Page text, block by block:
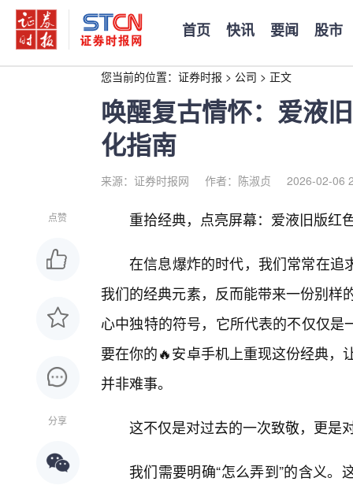
首页 快讯 要闻 股市
您当前的位置： 证券时报 > 公司 > 正文
唤醒复古情怀：爱液
化指南
来源：证券时报网 作者：陈淑贞 2026-02-06
点赞
分享
重拾经典，点亮屏幕：爱液旧版红
在信息爆炸的时代，我们常常在追
我们的经典元素，反而能带来一份别样
心中独特的符号，它所代表的不仅仅
要在你的🔥安卓手机上重现这份经典，
并非难事。
这不仅是对过去的一次致敬，更是
我们需要明确“怎么弄到”的含义